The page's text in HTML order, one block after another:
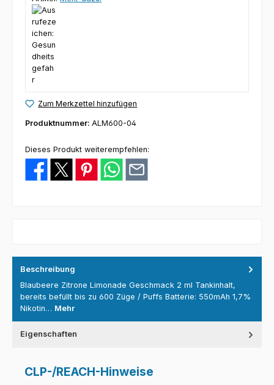
Zum Merkzettel hinzufügen
Produktnummer: ALM600-04
Dieses Produkt weiterempfehlen:
Beschreibung
Blaubeere Zitrone Limonade Geschmack 2 ml Tankinhalt,
bereits befüllt bis zu 600 Züge / Puffs Batterie: 550mAh 1,7%
Nikotin… Mehr
Eigenschaften
CLP-/REACH-Hinweise